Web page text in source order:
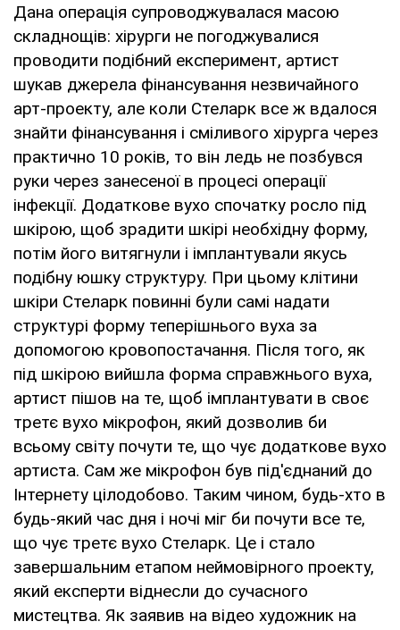
Дана операція супроводжувалася масою
складнощів: хірурги не погоджувалися
проводити подібний експеримент, артист
шукав джерела фінансування незвичайного
арт-проекту, але коли Стеларк все ж вдалося
знайти фінансування і сміливого хірурга через
практично 10 років, то він ледь не позбувся
руки через занесеної в процесі операції
інфекції. Додаткове вухо спочатку росло під
шкірою, щоб зрадити шкірі необхідну форму,
потім його витягнули і імплантували якусь
подібну юшку структуру. При цьому клітини
шкіри Стеларк повинні були самі надати
структурі форму теперішнього вуха за
допомогою кровопостачання. Після того, як
під шкірою вийшла форма справжнього вуха,
артист пішов на те, щоб імплантувати в своє
третє вухо мікрофон, який дозволив би
всьому світу почути те, що чує додаткове вухо
артиста. Сам же мікрофон був під'єднаний до
Інтернету цілодобово. Таким чином, будь-хто в
будь-який час дня і ночі міг би почути все те,
що чує третє вухо Стеларк. Це і стало
завершальним етапом неймовірного проекту,
який експерти віднесли до сучасного
мистецтва. Як заявив на відео художник на